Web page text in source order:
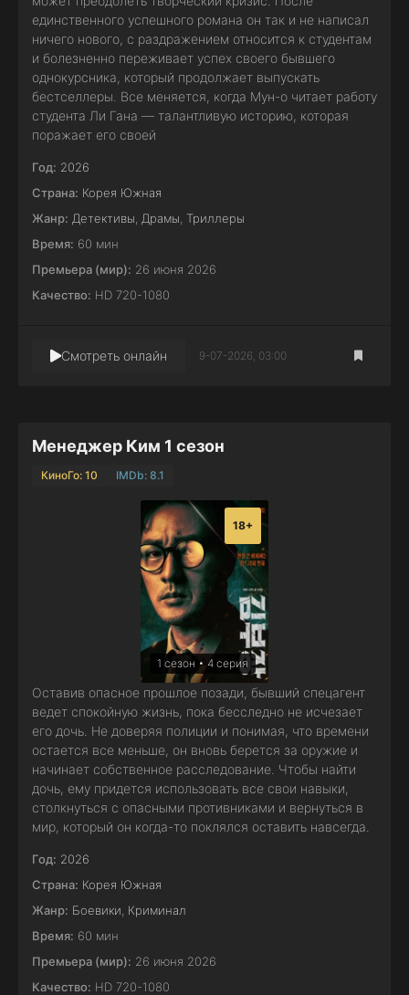
единственного успешного романа он так и не написал
ничего нового, с раздражением относится к студентам
и болезненно переживает успех своего бывшего
однокурсника, который продолжает выпускать
бестселлеры. Все меняется, когда Мун-о читает работу
студента Ли Гана — талантливую историю, которая
поражает его своей
Год: 2026
Страна: Корея Южная
Жанр: Детективы Драмы Триллеры
Время: 60 мин
Премьера (мир): 26 июня 2026
Качество: HD 720-1080
Смотреть онлайн 9-07-2026, 03:00
Менеджер Ким 1 сезон
КиноГо: 10 IMDb: 8.1
1 сезон • 4 серия
18+
Оставив опасное прошлое позади, бывший спецагент
ведет спокойную жизнь, пока бесследно не исчезает
его дочь. Не доверяя полиции и понимая, что времени
остается все меньше, он вновь берется за оружие и
начинает собственное расследование. Чтобы найти
дочь, ему придется использовать все свои навыки,
столкнуться с опасными противниками и вернуться в
мир, который он когда-то поклялся оставить навсегда.
Год: 2026
Страна: Корея Южная
Жанр: Боевики Криминал
Время: 60 мин
Премьера (мир): 26 июня 2026
Качество: HD 720-1080